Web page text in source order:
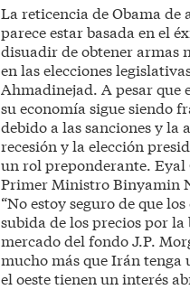
La reticencia de Obama
parece estar basada en el
disuadir de obtener armas
en las elecciones
Ahmadinejad. A pesar que
su economía sigue siendo
debido a las sanciones y
recesión y la elección
un rol preponderante. Eyal
Primer Ministro Binyamin
“No estoy seguro de que
subida de los precios por
mercado del fondo J.P.
mucho más que Irán tenga
el oeste tienen un interés